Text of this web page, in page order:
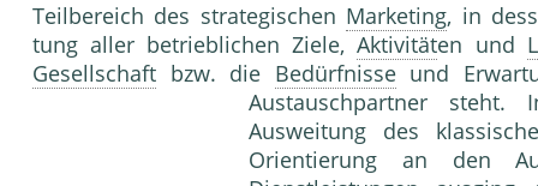
Teilbereich des strategischen Marketing, in
tung aller betrieblichen Ziele,Aktivitäten und
Gesellschaft bzw. die Bedürfnisseund
Austauschpartner
Ausweitung des
Orientie­rung an den